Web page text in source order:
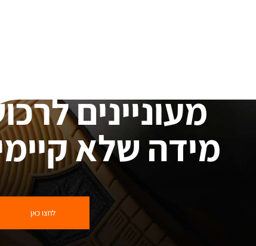
מעוניינים
מידה שלא
לחצו כאן